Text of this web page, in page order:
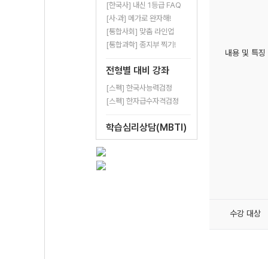
[한국사] 내신 1등급 FAQ
[사·과] 메가로 완자해!
[통합사회] 맞춤 라인업
[통합과학] 종지부 찍기!
전형별 대비 강좌
[스펙] 한국사능력검정
[스펙] 한자급수자격검정
학습심리상담(MBTI)
내용 및 특징
수강 대상